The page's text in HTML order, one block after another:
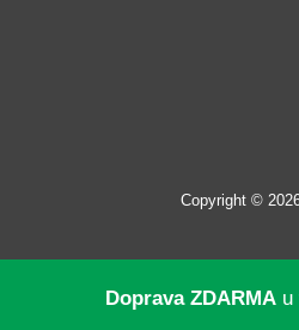
Copyright ©
Doprava ZDARMA u